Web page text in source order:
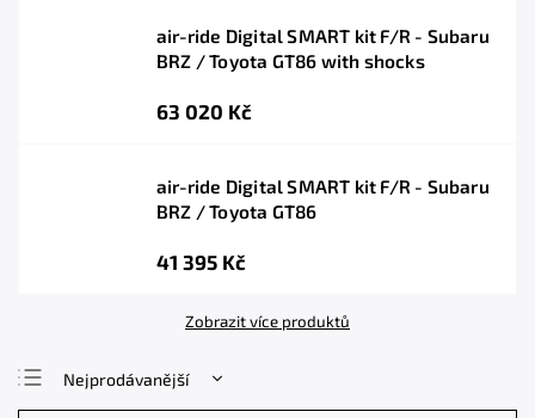
air-ride Digital SMART kit F/R - Subaru
BRZ / Toyota GT86 with shocks
63 020 Kč
air-ride Digital SMART kit F/R - Subaru
BRZ / Toyota GT86
41 395 Kč
Zobrazit více produktů
Nejprodávanější